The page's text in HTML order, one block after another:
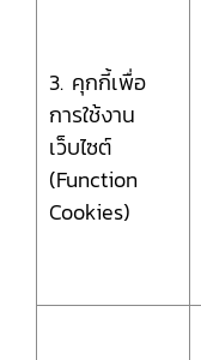
3. คุกกี้เพื่อ
การใช้งาน
เว็บไซต์
(Function
Cookies)